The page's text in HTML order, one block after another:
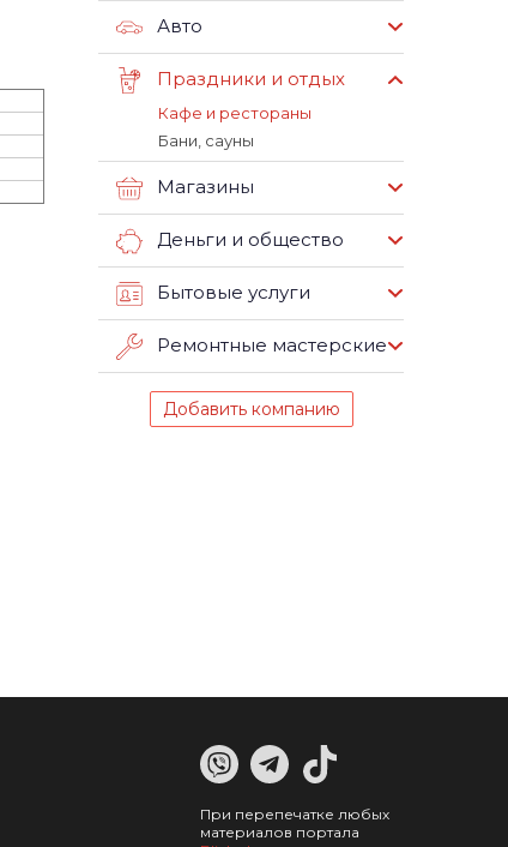
Авто
Праздники и отдых
Кафе и рестораны
Бани, сауны
Магазины
Деньги и общество
Бытовые услуги
Ремонтные мастерские
Добавить компанию
При перепечатке любых
материалов портала